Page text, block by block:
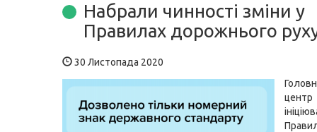
Набрали чинності зміни у
Правилах дорожнього
30 Листопада 2020